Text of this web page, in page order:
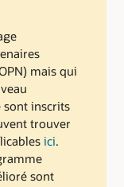
mais qui
sont inscrits
trouver
ici.
sont